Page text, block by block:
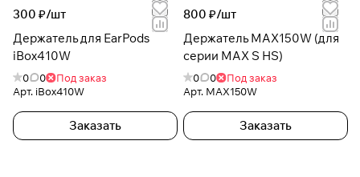
300 ₽/шт
Держатель для EarPods
iBox410W
0 0
Под заказ
Арт. iBox410W
Заказать
800 ₽/шт
Держатель MAX150W (для
серии MAX S HS)
0 0
Под заказ
Арт. MAX150W
Заказать